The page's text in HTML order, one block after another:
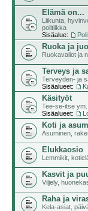
Elämä on...
Liikunta,
politiikka
Sisäalue:
Ruoka ja
Ruokavaliot ja
Terveys ja
Terveyden- ja
Sisäalueet:
Käsityöt
Tee-se-itse
Sisäalueet:
Koti ja
Asuminen,
Elukkaosio
Lemmikit,
Kasvit ja
Viljely,
Raha ja
Kela-asiat,